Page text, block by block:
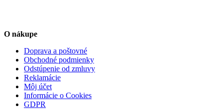
O nákupe
Doprava a poštovné
Obchodné podmienky
Odstúpenie od zmluvy
Reklamácie
Môj účet
Informácie o Cookies
GDPR